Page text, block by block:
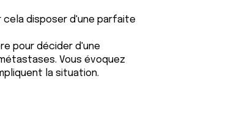
cela disposer d'une parfaite
pour décider d'une
Vous évoquez
la situation.